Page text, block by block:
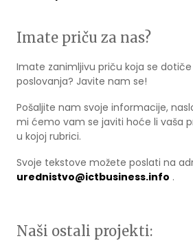
Imate priču za nas?
Imate zanimljivu priču koja se
poslovanja? Javite nam se!
Pošaljite nam svoje informacije,
mi ćemo vam se javiti hoće li vaša
u kojoj rubrici.
Svoje tekstove možete poslati na
urednistvo@ictbusiness.info .
Naši ostali projekti: